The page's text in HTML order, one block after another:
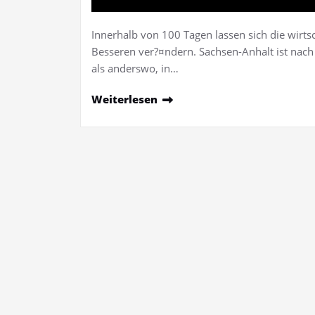
Innerhalb von 100 Tagen lassen sich die
Besseren ver?¤ndern. Sachsen-Anhalt ist
als anderswo, in…
Weiterlesen